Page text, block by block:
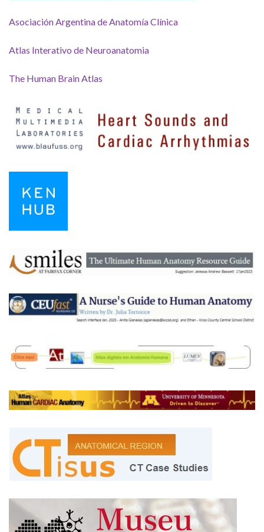
Asociación Argentina de Anatomía Clínica
Atlas Interativo de Neuroanatomia
The Human Brain Atlas